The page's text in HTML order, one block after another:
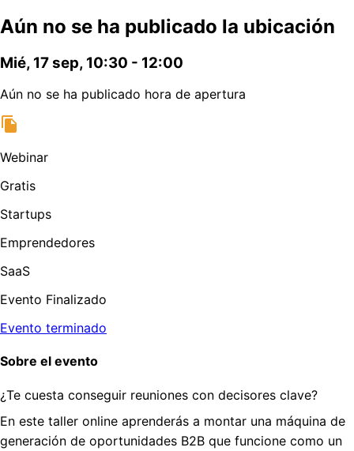
Aún no se ha publicado la ubicación
Mié, 17 sep, 10:30 - 12:00
Aún no se ha publicado hora de apertura
Webinar
Gratis
Startups
Emprendedores
SaaS
Evento Finalizado
Evento terminado
Sobre el evento
¿Te cuesta conseguir reuniones con decisores clave?
En este taller online aprenderás a montar una máquina de
generación de oportunidades B2B que funcione como un